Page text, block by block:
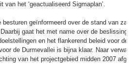
van het ‘geactualiseerd Sigmaplan’.
besturen geïnformeerd over de stand van
gaat het met name over de
en het flankerend beleid voor de
de Durmevallei is bijna klaar. Naar
van het projectgebied midden 2007